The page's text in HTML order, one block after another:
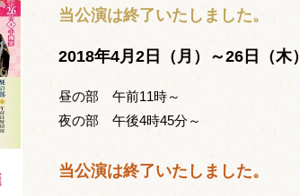
当公演は終了いたしました。
2018年4月2日（月）～26日（木）
昼の部 午前11時～
夜の部 午後4時45分～
当公演は終了いたしました。